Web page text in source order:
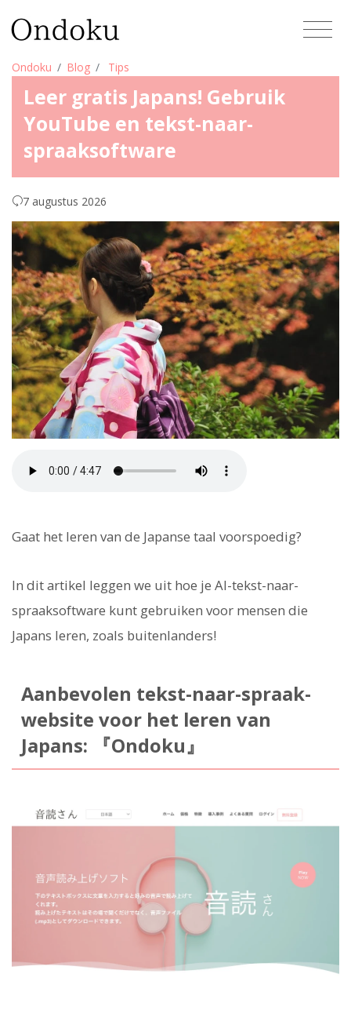
Ondoku Blog Tips
Leer gratis Japans! Gebruik
YouTube en tekst-naar-
spraaksoftware
7 augustus 2026
Gaat het leren van de Japanse taal voorspoedig?
In dit artikel leggen we uit hoe je AI-tekst-naar-
spraaksoftware kunt gebruiken voor mensen die
Japans leren, zoals buitenlanders!
Aanbevolen tekst-naar-spraak-
website voor het leren van
Japans: 『Ondoku』